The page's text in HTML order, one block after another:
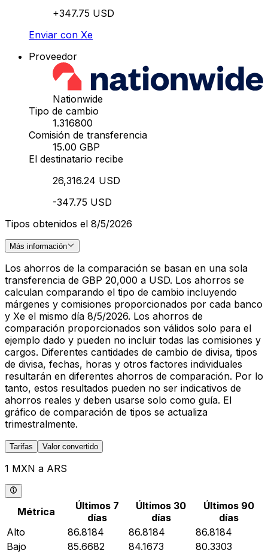
+347.75 USD
Enviar con Xe
Proveedor
Nationwide
Tipo de cambio
1.316800
Comisión de transferencia
15.00 GBP
El destinatario recibe
26,316.24 USD
-347.75 USD
Tipos obtenidos el 8/5/2026
Más información
Los ahorros de la comparación se basan en una sola
transferencia de GBP 20,000 a USD. Los ahorros se
calculan comparando el tipo de cambio incluyendo
márgenes y comisiones proporcionados por cada banco
y Xe el mismo día 8/5/2026. Los ahorros de
comparación proporcionados son válidos solo para el
ejemplo dado y pueden no incluir todas las comisiones y
cargos. Diferentes cantidades de cambio de divisa, tipos
de divisa, fechas, horas y otros factores individuales
resultarán en diferentes ahorros de comparación. Por lo
tanto, estos resultados pueden no ser indicativos de
ahorros reales y deben usarse solo como guía. El
gráfico de comparación de tipos se actualiza
trimestralmente.
Tarifas Valor convertido
1 MXN a ARS
Métrica
Últimos 7
días
Últimos 30
días
Últimos 90
días
Alto
86.8184 86.8184
86.8184
Bajo
85.6682 84.1673
80.3303